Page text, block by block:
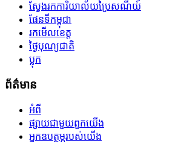
ស្វែងរកការិយាល័យប្រៃសណីយ៍
ផែនទីកម្ពុជា
រកមើលខេត្ត
ថ្ងៃបុណ្យជាតិ
ប្លុក
ព័ត៌មាន
អំពី
ផ្សាយជាមួយពួកយើង
អ្នកឧបត្ថម្ភរបស់យើង